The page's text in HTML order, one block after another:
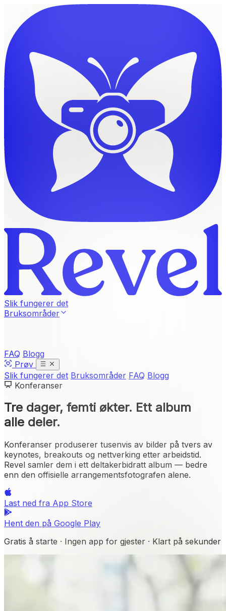
Slik fungerer det
Bruksområder
FAQ Blogg
Prøv
Slik fungerer det Bruksområder FAQ Blogg
Konferanser
Tre dager, femti økter. Ett album
alle deler.
Konferanser produserer tusenvis av bilder på tvers av
keynotes, breakouts og nettverking etter arbeidstid.
Revel samler dem i ett deltakerbidratt album — bedre
enn den offisielle arrangementsfotografen alene.
Last ned fra App Store
Hent den på Google Play
Gratis å starte · Ingen app for gjester · Klart på sekunder